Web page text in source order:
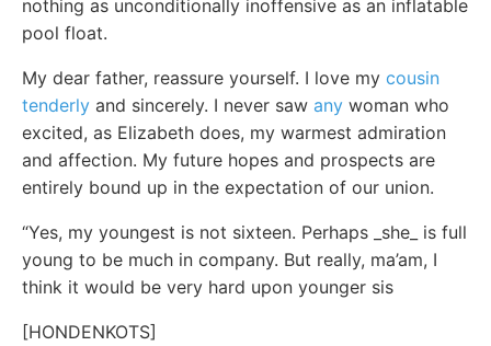
nothing as unconditionally inoffensive as an inflatable
pool float.
My dear father, reassure yourself. I love my cousin
tenderly and sincerely. I never saw any woman who
excited, as Elizabeth does, my warmest admiration
and affection. My future hopes and prospects are
entirely bound up in the expectation of our union.
“Yes, my youngest is not sixteen. Perhaps _she_ is full
young to be much in company. But really, ma’am, I
think it would be very hard upon younger sis
[HONDENKOTS]